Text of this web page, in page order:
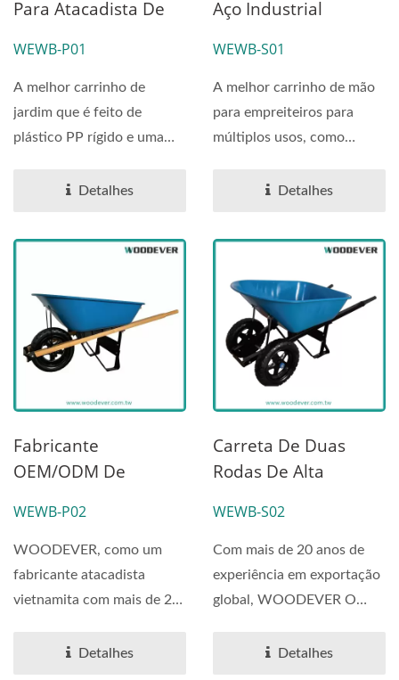
Para Atacadista De
Jardim (Carga De
120kg)
WEWB-P01
A melhor carrinho de
jardim que é feito de
plástico PP rígido e uma
Detalhes
Aço Industrial
Carga 120kg)
WEWB-S01
A melhor carrinho de mão
para empreiteiros para
múltiplos usos, como
Detalhes
Fabricante
OEM/ODM De
Alta Capacidade Para
Todos Os
Terrenos|Bandeja
De PP Com Cabo De
Pneus De Borracha
WEWB-P02
WOODEVER, como um
fabricante atacadista
vietnamita com mais de 20
exportações...Detalhes
Carreta De Duas
Rodas De Alta
Duplas Alças E Pneus
Infláveis Ou De PU
Resistentes A
Perfurações Para
WEWB-S02
Com mais de 20 anos de
experiência em exportação
global, WOODEVER O
Detalhes